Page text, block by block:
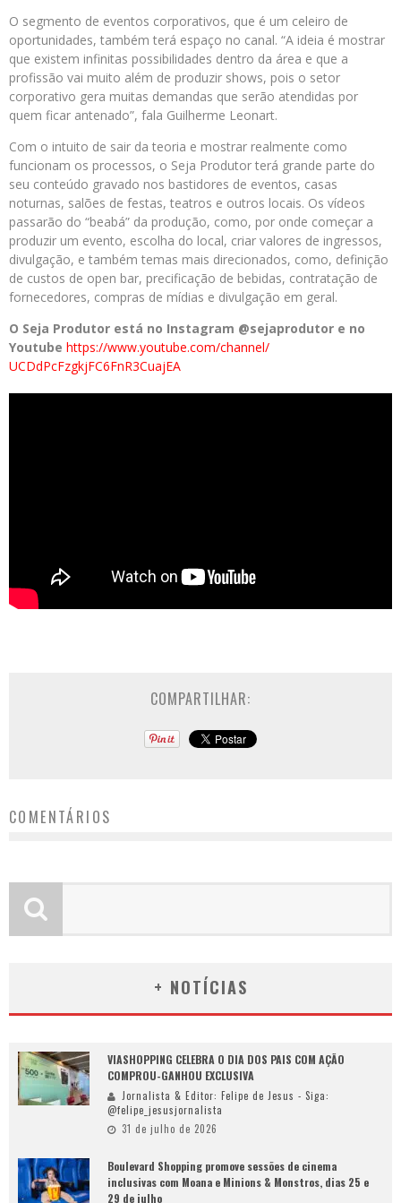
O segmento de eventos corporativos, que é um celeiro de
oportunidades, também terá espaço no canal. “A ideia é mostrar
que existem infinitas possibilidades dentro da área e que a
profissão vai muito além de produzir shows, pois o setor
corporativo gera muitas demandas que serão atendidas por
quem ficar antenado”, fala Guilherme Leonart.
Com o intuito de sair da teoria e mostrar realmente como
funcionam os processos, o Seja Produtor terá grande parte do
seu conteúdo gravado nos bastidores de eventos, casas
noturnas, salões de festas, teatros e outros locais. Os vídeos
passarão do “beabá” da produção, como, por onde começar a
produzir um evento, escolha do local, criar valores de ingressos,
divulgação, e também temas mais direcionados, como, definição
de custos de open bar, precificação de bebidas, contratação de
fornecedores, compras de mídias e divulgação em geral.
O Seja Produtor está no Instagram @sejaprodutor e no
Youtube https://www.youtube.com/channel/
UCDdPcFzgkjFC6FnR3CuajEA
COMPARTILHAR:
COMENTÁRIOS
+ NOTÍCIAS
VIASHOPPING CELEBRA O DIA DOS PAIS COM AÇÃO
COMPROU-GANHOU EXCLUSIVA
Jornalista & Editor: Felipe de Jesus - Siga:
@felipe_jesusjornalista
31 de julho de 2026
Boulevard Shopping promove sessões de cinema
inclusivas com Moana e Minions & Monstros, dias 25 e
29 de julho